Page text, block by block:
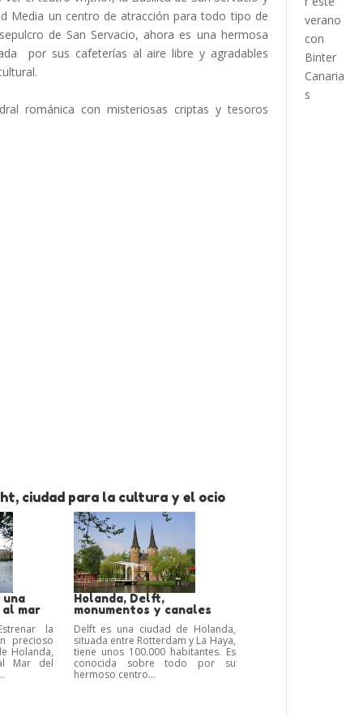
Media un centro de atracción para todo tipo de
de San Servacio, ahora es una hermosa
por sus cafeterías al aire libre y agradables
románica con misteriosas criptas y tesoros
ciudad para la cultura y el ocio
una
mar
la
precioso
Holanda,
Mar del
Holanda, Delft,
monumentos y canales
Delft es una ciudad de Holanda,
situada entre Rotterdam y La Haya,
tiene unos 100.000 habitantes. Es
conocida sobre todo por su
hermoso centro...